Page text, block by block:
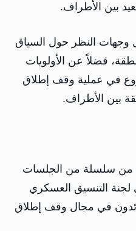
بين الأطراف.
وجهات النظر حول السياق
فضلاً عن الأولويات
في عملية وقف إطلاق
بين الأطراف.
من سلسلة من الجلسات
لجنة التنسيق العسكري
في مجال وقف إطلاق